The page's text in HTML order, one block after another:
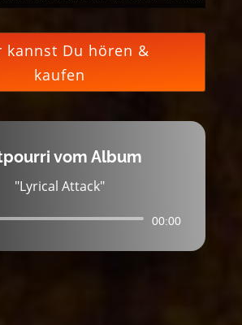
kannst Du hören &
kaufen
vom Album
"Lyrical Attack"
Audio-
00:00